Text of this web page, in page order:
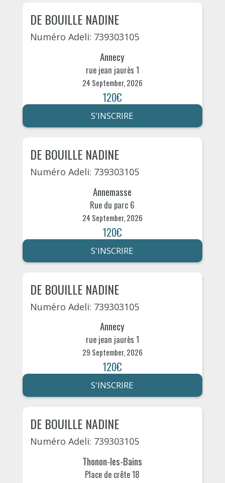
DE BOUILLE NADINE
Numéro Adeli: 739303105
Annecy
rue jean jaurès 1
24 September, 2026
120€
S'INSCRIRE
DE BOUILLE NADINE
Numéro Adeli: 739303105
Annemasse
Rue du parc 6
24 September, 2026
120€
S'INSCRIRE
DE BOUILLE NADINE
Numéro Adeli: 739303105
Annecy
rue jean jaurès 1
29 September, 2026
120€
S'INSCRIRE
DE BOUILLE NADINE
Numéro Adeli: 739303105
Thonon-les-Bains
Place de crête 18